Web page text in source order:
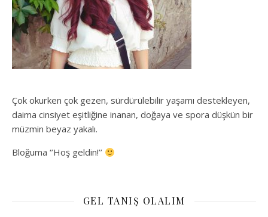
Çok okurken çok gezen, sürdürülebilir yaşamı destekleyen,
daima cinsiyet eşitliğine inanan, doğaya ve spora düşkün bir
müzmin beyaz yakalı.
Bloğuma ‘’Hoş geldin!’’
GEL TANIŞ OLALIM